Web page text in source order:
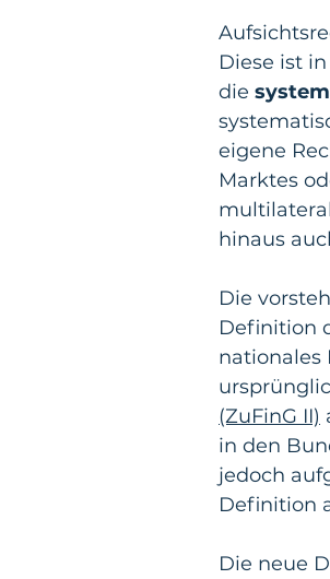
Diese ist in
die
eigene
Marktes
hinaus
Die
Definition
nationales
(ZuFinG II)
in den
jedoch
Definition
Die neue